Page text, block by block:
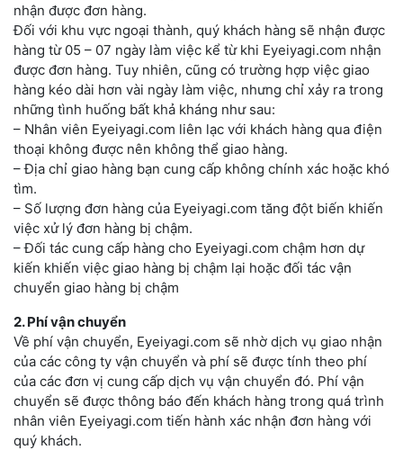
nhận được đơn hàng.
Đối với khu vực ngoại thành, quý khách hàng sẽ nhận được
hàng từ 05 – 07 ngày làm việc kể từ khi Eyeiyagi.com nhận
được đơn hàng. Tuy nhiên, cũng có trường hợp việc giao
hàng kéo dài hơn vài ngày làm việc, nhưng chỉ xảy ra trong
những tình huống bất khả kháng như sau:
– Nhân viên Eyeiyagi.com liên lạc với khách hàng qua điện
thoại không được nên không thể giao hàng.
– Địa chỉ giao hàng bạn cung cấp không chính xác hoặc khó
tìm.
– Số lượng đơn hàng của Eyeiyagi.com tăng đột biến khiến
việc xử lý đơn hàng bị chậm.
– Đối tác cung cấp hàng cho Eyeiyagi.com chậm hơn dự
kiến khiến việc giao hàng bị chậm lại hoặc đối tác vận
chuyển giao hàng bị chậm
2. Phí vận chuyển
Về phí vận chuyển, Eyeiyagi.com sẽ nhờ dịch vụ giao nhận
của các công ty vận chuyển và phí sẽ được tính theo phí
của các đơn vị cung cấp dịch vụ vận chuyển đó. Phí vận
chuyển sẽ được thông báo đến khách hàng trong quá trình
nhân viên Eyeiyagi.com tiến hành xác nhận đơn hàng với
quý khách.